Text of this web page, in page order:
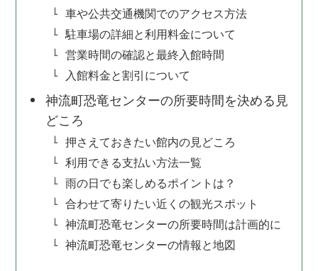
車や公共交通機関でのアクセス方法
駐車場の詳細と利用料金について
営業時間の確認と最終入館時間
入館料金と割引について
神流町恐竜センターの所要時間を決める見
どころ
押さえておきたい館内の見どころ
利用できる支払い方法一覧
雨の日でも楽しめるポイントは？
合わせて寄りたい近くの観光スポット
神流町恐竜センターの所要時間は計画的に
神流町恐竜センターの情報と地図